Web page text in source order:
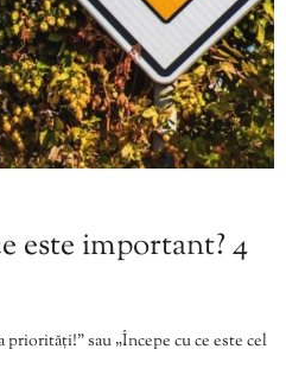
este important? 4
sau „Începe cu ce este cel